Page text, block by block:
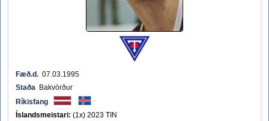
Fæð.d. 07.03.1995
Staða Bakvörður
Ríkisfang
Íslandsmeistari: (1x) 2023 TIN